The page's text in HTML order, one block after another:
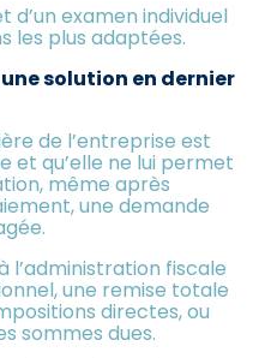
d’un examen individuel
les plus adaptées.
solution en dernier
de l’entreprise est
et qu’elle ne lui permet
même après
une demande
fiscale
une remise totale
directes, ou
sommes dues.